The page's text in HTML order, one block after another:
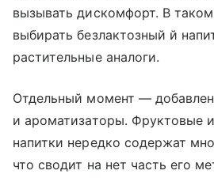
вызывать дискомфорт. В
выбирать безлактозный й
растительные аналоги.
Отдельный момент —
и ароматизаторы. Фруктовые
напитки нередко содержат
что сводит на нет часть его